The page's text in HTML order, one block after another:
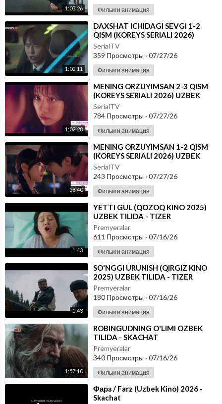
1:03:26 Фильм и анимация
1:02:11
⁣DAXSHAT ICHIDAGI SEVGI 1-2
QISM (KOREYS SERIALI 2026)
UZBEK TILIDA - SKACHAT
SerialTV
359 Просмотры · 07/27/26
Фильм и анимация
1:02:28
⁣MENING ORZUYIMSAN 2-3 QISM
(KOREYS SERIALI 2026) UZBEK
TILIDA -SKACHAT
SerialTV
784 Просмотры · 07/27/26
Фильм и анимация
58:40
⁣MENING ORZUYIMSAN 1-2 QISM
(KOREYS SERIALI 2026) UZBEK
TILIDA -SKACHAT
SerialTV
243 Просмотры · 07/27/26
Фильм и анимация
1:43
⁣YETTI GUL (QOZOQ KINO 2025)
UZBEK TILIDA - TIZER
Premyeralar
611 Просмотры · 07/16/26
Фильм и анимация
1:43
⁣SO'NGGI URUNISH (QIRGIZ KINO
2025) UZBEK TILIDA - TIZER
Premyeralar
180 Просмотры · 07/16/26
Фильм и анимация
1:57:10
⁣ROBINGUDNING O'LIMI OZBEK
TILIDA - SKACHAT
Premyeralar
340 Просмотры · 07/16/26
Фильм и анимация
⁣Фарз / Farz (Uzbek Kino) 2026 -
Skachat